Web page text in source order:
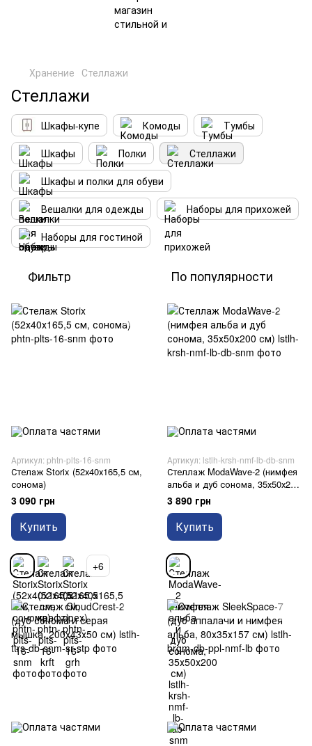
Хранение Стеллажи
Стеллажи
Шкафы-купе Комоды
Тумбы
Шкафы
Полки
Стеллажи
Шкафы и полки для обуви
Вешалки для одежды
Наборы для прихожей
Наборы для гостиной
Фильтр По популярности
Артикул: phtn-plts-16-snm
Стелаж Storix (52х40х165,5 см,
сонома)
3 090 грн
Купить
+6
Артикул: lstlh-krsh-nmf-lb-db-snm
Стеллаж ModaWave-2 (нимфея
альба и дуб сонома, 35х50х200
см)
3 890 грн
Купить